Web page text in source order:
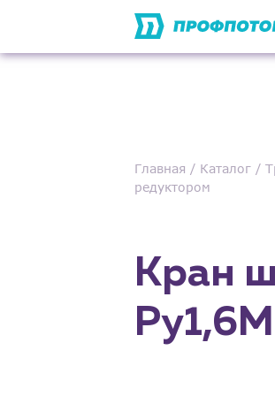
Главная Каталог
редуктором
Кран